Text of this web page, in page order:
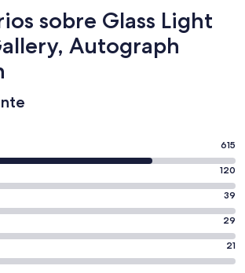
sobre Glass Light
Autograph
615
120
39
29
21